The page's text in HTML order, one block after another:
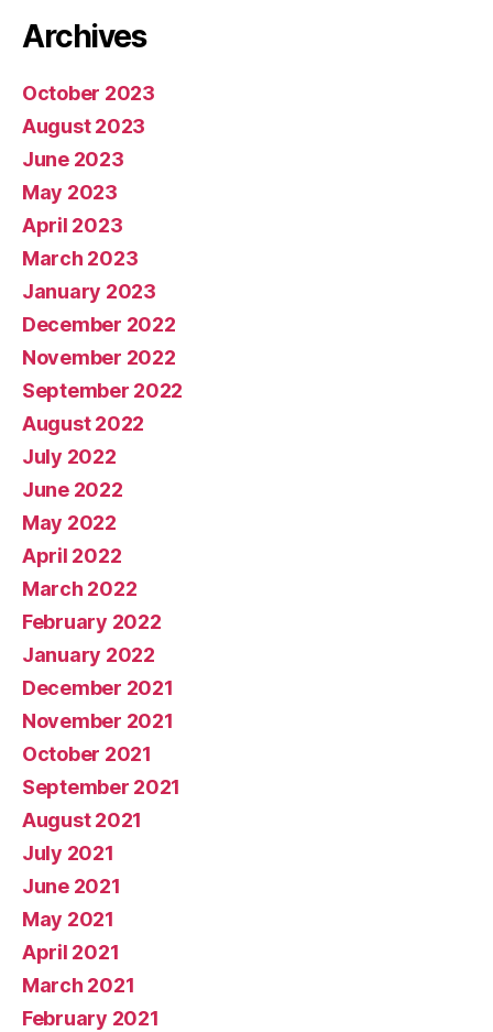
Archives
October 2023
August 2023
June 2023
May 2023
April 2023
March 2023
January 2023
December 2022
November 2022
September 2022
August 2022
July 2022
June 2022
May 2022
April 2022
March 2022
February 2022
January 2022
December 2021
November 2021
October 2021
September 2021
August 2021
July 2021
June 2021
May 2021
April 2021
March 2021
February 2021